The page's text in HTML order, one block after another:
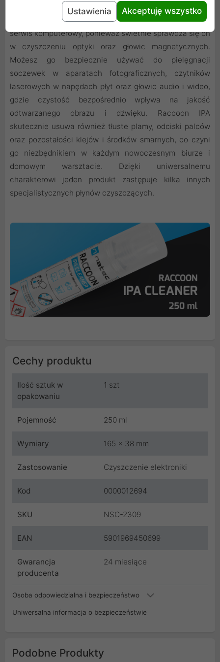
Wszechstronny środek do zadań specjalnych
Zastosowania tego preparatu wykraczają daleko poza
serwis komputerowy, ponieważ świetnie sprawdza się on
w czyszczeniu optyki oraz głowic magnetycznych.
Możesz go bezpiecznie używać do pielęgnacji
soczewek w aparatach fotograficznych, czytników
laserowych w napędach płyt oraz głowic audio i wideo,
gdzie czystość bezpośrednio wpływa na jakość
odtwarzanego obrazu i dźwięku. Raccoon IPA
skutecznie usuwa również tłuste plamy, odciski palców
oraz pozostałości klejów i środków smarnych, co czyni
go niezbędnikiem w każdym nowoczesnym biurze i
domowym warsztacie. Dzięki uniwersalnemu
charakterowi jeden produkt zastępuje kilka innych
specjalistycznych płynów czyszczących.
Cechy produktu
Ilość sztuk w
opakowaniu
1 szt
Pojemność 250 ml
Wymiary 165 x 38 mm
Zastosowanie Czyszczenie elektroniki
Kod 0000012694
SKU NSC-2309
EAN 5901969450699
Gwarancja
producenta
24 miesiące
Osoba odpowiedzialna i bezpieczeństwo
Uniwersalna informacja o bezpieczeństwie
Podobne Produkty
Ustawienia Akceptuję wszystko